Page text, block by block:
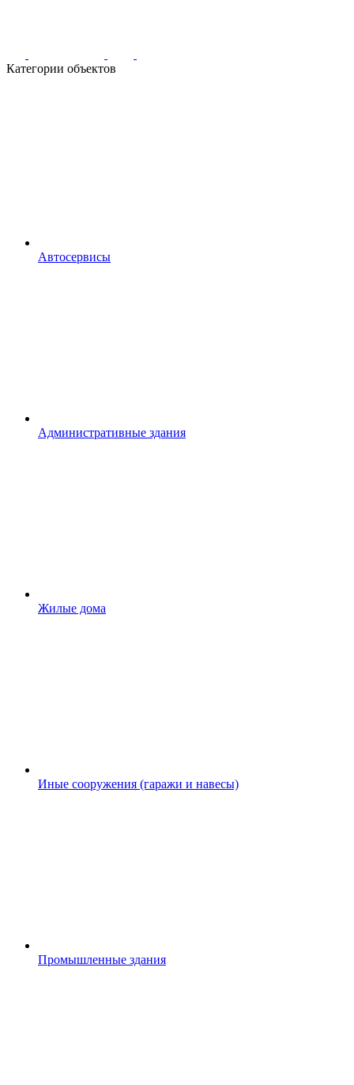
Категории объектов
Автосервисы
Административные здания
Жилые дома
Иные сооружения (гаражи и навесы)
Промышленные здания